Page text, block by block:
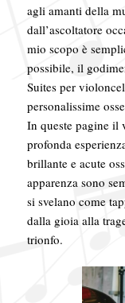
agli amanti della
dall’ascoltatore
mio scopo è
possibile, il
Suites per
personalissime
In queste pagine il
profonda
brillante e acute
apparenza sono
si svelano come
dalla gioia alla
trionfo.